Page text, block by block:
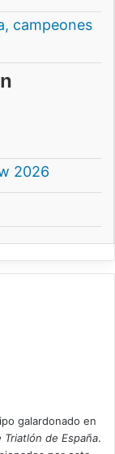
campeones
2026
galardonado en
Triatlón de España.